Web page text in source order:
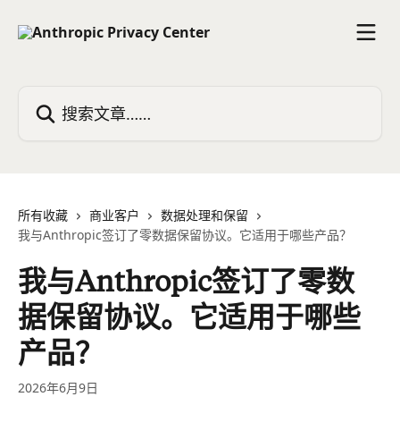
所有收藏 商业客户
数据处理和保留
我与Anthropic签订了零数据保留协议。它适用于哪些产品？
我与Anthropic签订了零数
据保留协议。它适用于哪些
产品？
2026年6月9日